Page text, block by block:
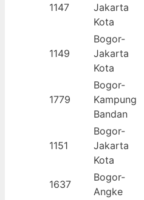
1147
Jakarta
Kota
1149
Bogor-
Jakarta
Kota
1779
Bogor-
Kampung
Bandan
1151
Bogor-
Jakarta
Kota
1637
Bogor-
Angke